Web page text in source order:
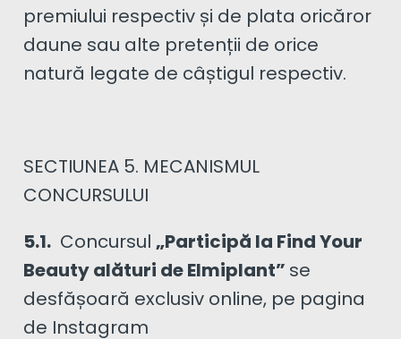
premiului respectiv și de plata oricăror
daune sau alte pretenții de orice
natură legate de câștigul respectiv.
SECTIUNEA 5. MECANISMUL
CONCURSULUI
5.1. Concursul „Participă la Find Your
Beauty alături de Elmiplant” se
desfășoară exclusiv online, pe pagina
de Instagram